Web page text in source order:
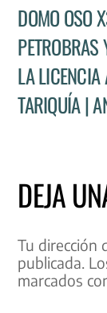
DOMO OSO
LA LICENCIA
TARIQUÍA |
DEJA
Tu dirección
publicada.
marcados